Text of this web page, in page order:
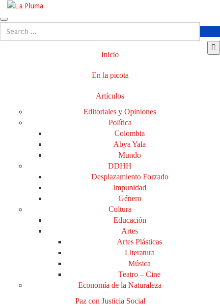
Inicio
En la picota
Artículos
Editoriales y Opiniones
Política
Colombia
Abya Yala
Mundo
DDHH
Desplazamiento Forzado
Impunidad
Género
Cultura
Educación
Artes
Artes Plásticas
Literatura
Música
Teatro – Cine
Economía de la Naturaleza
Paz con Justicia Social